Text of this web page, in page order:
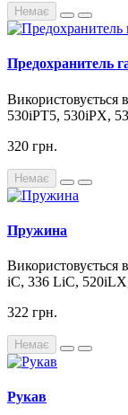
Немає
Предохранитель
Використовується
530iPT5, 530iPX,
320 грн.
Немає
Пружина
Використовується
iC, 336 LiC,
322 грн.
Немає
Рукав